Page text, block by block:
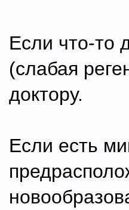
Если что-то
(слабая
доктору.
Если есть